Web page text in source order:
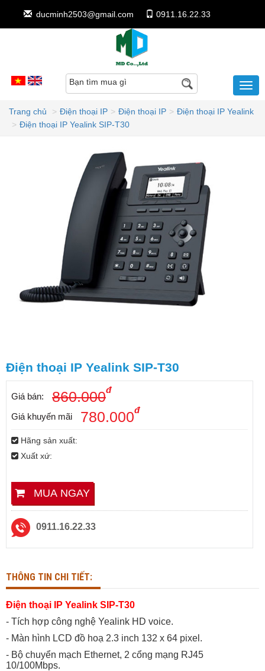
ducminh2503@gmail.com 0911.16.22.33
Bạn tìm mua gì
Trang chủ Điện thoại IP Điện thoại IP
Điện thoại IP Yealink
Điện thoại IP Yealink SIP-T30
Điện thoại IP Yealink SIP-T30
Giá bán: 860.000đ
Giá khuyến mãi 780.000đ
Hãng sản xuất:
Xuất xứ:
MUA NGAY
0911.16.22.33
THÔNG TIN CHI TIẾT:
Điện thoại IP Yealink SIP-T30
- Tích hợp công nghệ Yealink HD voice.
- Màn hình LCD đồ hoạ 2.3 inch 132 x 64 pixel.
- Bộ chuyển mạch Ethernet, 2 cổng mạng RJ45
10/100Mbps.